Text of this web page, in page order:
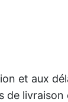
et aux
de